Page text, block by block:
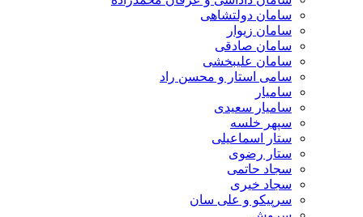
سامان دولتشاهی
سامان زیوار
سامان صادقی
سامان علیبخشی
سامی استار و محسن راد
سامیار
سامیار سعیدی
سپهر خلسه
ستار اسماعیلی
ستار رضوی
سجاد حاتمی
سجاد خیری
سرپیکو و علی سان